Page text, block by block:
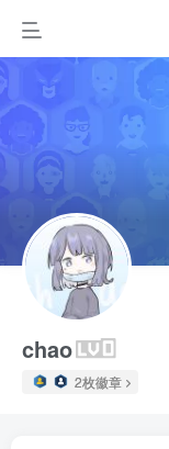
chao
2枚徽章